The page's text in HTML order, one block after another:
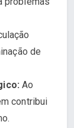
de
Ao
contribui